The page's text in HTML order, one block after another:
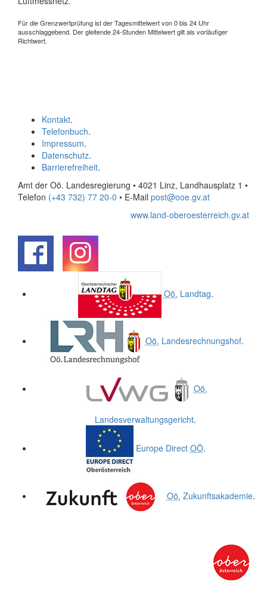
Für die Grenzwertprüfung ist der Tagesmittelwert von 0 bis 24 Uhr
ausschlaggebend. Der gleitende 24-Stunden Mittelwert gilt als vorläufiger
Richtwert.
Kontakt.
Telefonbuch.
Impressum.
Datenschutz.
Barrierefreiheit.
Amt der Oö. Landesregierung • 4021 Linz, Landhausplatz 1 •
Telefon (+43 732) 77 20-0 • E-Mail post@ooe.gv.at
www.land-oberoesterreich.gv.at
Oö. Landtag.
Oö. Landesrechnungshof.
Oö.
Landesverwaltungsgericht.
Europe Direct OÖ.
Oö. Zukunftsakademie.